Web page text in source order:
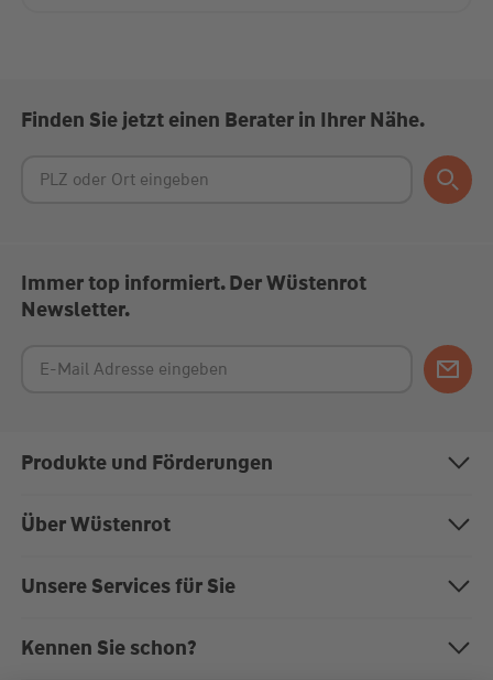
Finden Sie jetzt einen Berater in Ihrer Nähe.
Immer top informiert. Der Wüstenrot
Newsletter.
Produkte und Förderungen
Bausparen
Modernisierung
Über Wüstenrot
Über uns
Unsere Services für Sie
Magazin "Mein EigenHeim"
Kennen Sie schon?